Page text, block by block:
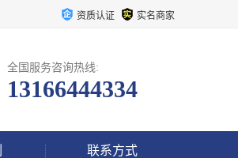
资质认证 实名商家
全国服务咨询热线:
13166444334
联系方式